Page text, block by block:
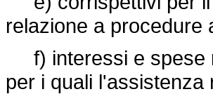
relazione a procedure
f) interessi e spese
per i quali